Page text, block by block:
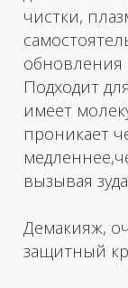
Феруловая
от свободных
витамины Е и С.
от uva- и uvb-лучей.
Флоретин
других активных
лосьон, пилинг,
кожи.